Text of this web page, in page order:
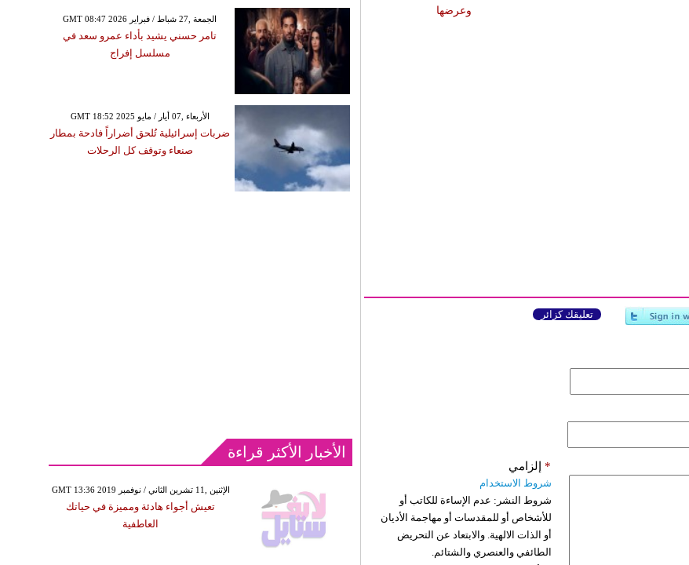
وعرضها
تعليقك كزائر
إلزامي *
شروط الاستخدام
شروط النشر: عدم الإساءة للكاتب أو
للأشخاص أو للمقدسات أو مهاجمة الأديان
أو الذات الالهية. والابتعاد عن التحريض
الطائفي والعنصري والشتائم.
GMT 08:47 2026 الجمعة ,27 شباط / فبراير
تامر حسني يشيد بأداء عمرو سعد في
مسلسل إفراج
GMT 18:52 2025 الأربعاء ,07 أيار / مايو
ضربات إسرائيلية تُلحق أضراراً فادحة بمطار
صنعاء وتوقف كل الرحلات
الأخبار الأكثر قراءة
GMT 13:36 2019 الإثنين ,11 تشرين الثاني / نوفمبر
تعيش أجواء هادئة ومميزة في حياتك
العاطفية